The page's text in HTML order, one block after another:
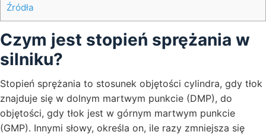
Źródła
Czym jest stopień sprężania w
silniku?
Stopień sprężania to stosunek objętości cylindra, gdy tłok
znajduje się w dolnym martwym punkcie (DMP), do
objętości, gdy tłok jest w górnym martwym punkcie
(GMP). Innymi słowy, określa on, ile razy zmniejsza się